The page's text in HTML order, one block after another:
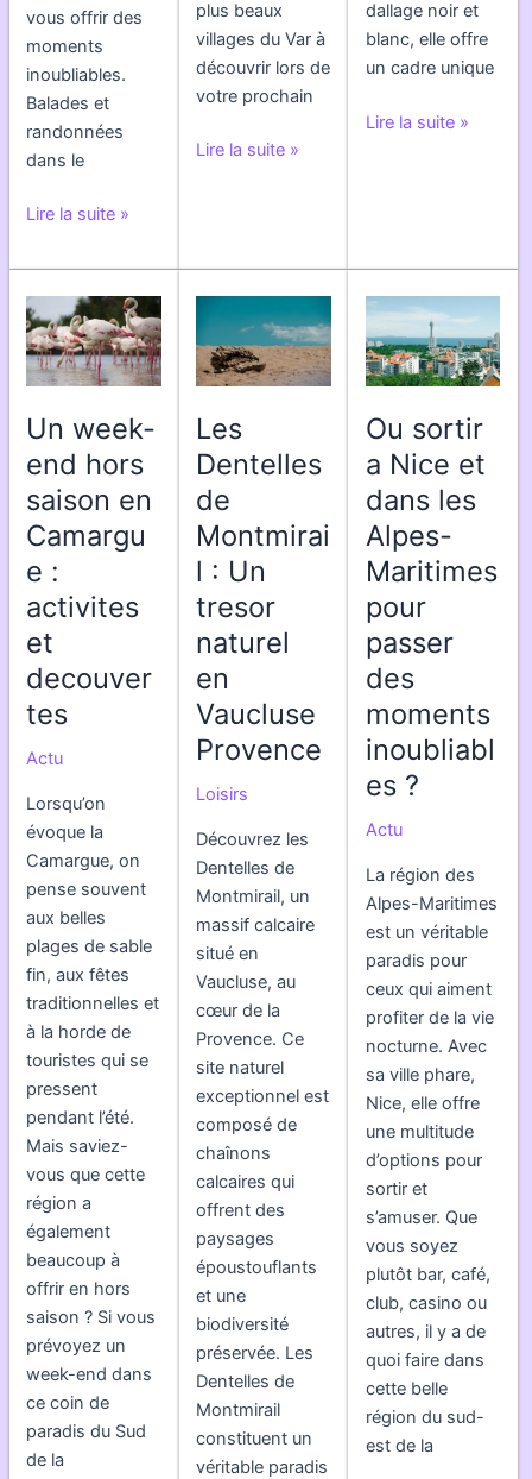
vous offrir des
moments
inoubliables.
Balades et
randonnées
dans le
A
decouverte
des
tresors
du
Luberon
Lire la suite »
plus beaux
villages du Var à
découvrir lors de
votre prochain
Les
Var
explorer
Lire la suite »
dallage noir et
blanc, elle offre
un cadre unique
La
de
la
ville
de
Lire la suite »
Un week-
end hors
saison en
Camargu
e :
activites
et
decouver
tes
Actu
Lorsqu’on
évoque la
Camargue, on
pense souvent
aux belles
plages de sable
fin, aux fêtes
traditionnelles et
à la horde de
touristes qui se
pressent
pendant l’été.
Mais saviez-
vous que cette
région a
également
beaucoup à
offrir en hors
saison ? Si vous
prévoyez un
week-end dans
ce coin de
paradis du Sud
de la
Les
Dentelles
de
Montmirai
l : Un
tresor
naturel
en
Vaucluse
Provence
Loisirs
Découvrez les
Dentelles de
Montmirail, un
massif calcaire
situé en
Vaucluse, au
cœur de la
Provence. Ce
site naturel
exceptionnel est
composé de
chaînons
calcaires qui
offrent des
paysages
époustouflants
et une
biodiversité
préservée. Les
Dentelles de
Montmirail
constituent un
véritable paradis
Ou sortir
a Nice et
dans les
Alpes-
Maritimes
pour
passer
des
moments
inoubliabl
es ?
Actu
La région des
Alpes-Maritimes
est un véritable
paradis pour
ceux qui aiment
profiter de la vie
nocturne. Avec
sa ville phare,
Nice, elle offre
une multitude
d’options pour
sortir et
s’amuser. Que
vous soyez
plutôt bar, café,
club, casino ou
autres, il y a de
quoi faire dans
cette belle
région du sud-
est de la